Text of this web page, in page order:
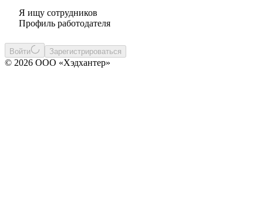
Я ищу сотрудников
Профиль работодателя
Войти Зарегистрироваться
© 2026 ООО «Хэдхантер»